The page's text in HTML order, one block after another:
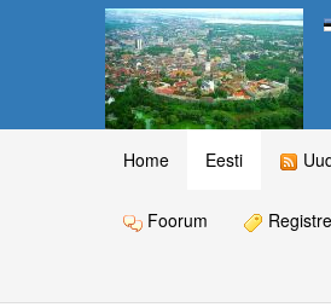
Home Eesti
Foorum